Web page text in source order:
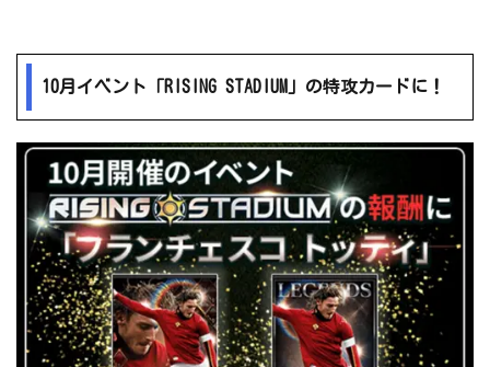
10月イベント「RISING STADIUM」の特攻カードに！